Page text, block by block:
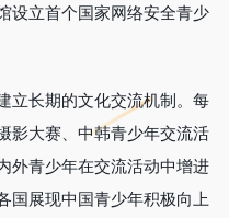
设立首个国家网络安全青少
立长期的文化交流机制。每
影大赛、中韩青少年交流活
外青少年在交流活动中增进
国展现中国青少年积极向上